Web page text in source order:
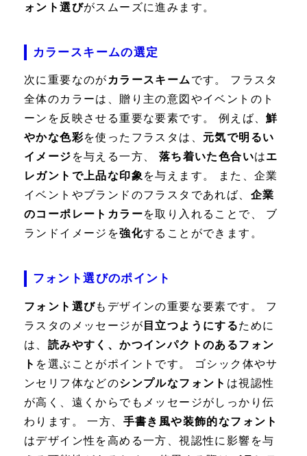
ォント選びがスムーズに進みます。
カラースキームの選定
次に重要なのが カラースキーム です。 フラスタ
全体のカラーは、贈り主の意図やイベントのト
ーンを反映させる重要な要素です。 例えば、鮮
やかな色彩を使ったフラスタは、 元気で明るい
イメージ を与える一方、 落ち着いた色合いはエ
レガントで上品な印象 を与えます。 また、企業
イベントやブランドのフラスタであれば、 企業
のコーポレートカラーを取り入れることで、 ブ
ランドイメージを強化することができます。
フォント選びのポイント
フォント選びもデザインの重要な要素です。 フ
ラスタのメッセージが 目立つようにするために
は、 読みやすく、かつインパクトのあるフォン
ト を選ぶことがポイントです。 ゴシック体やサ
ンセリフ体などのシンプルなフォント は視認性
が高く、遠くからでもメッセージがしっかり伝
わります。 一方、 手書き風や装飾的なフォント
はデザイン性を高める一方、視認性に影響を与